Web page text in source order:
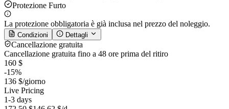
Protezione Furto
La protezione obbligatoria è già inclusa nel prezzo del noleggio.
Condizioni Dettagli
Cancellazione gratuita
Cancellazione gratuita fino a 48 ore prima del ritiro
160 $
-15%
136 $/giorno
Live Pricing
1-3 days